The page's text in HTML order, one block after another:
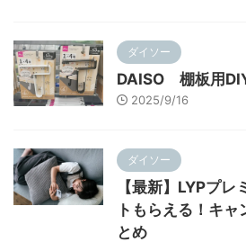
ダイソー
DAISO 棚板用
2025/9/16
ダイソー
【最新】LYPプ
トもらえる！キ
とめ